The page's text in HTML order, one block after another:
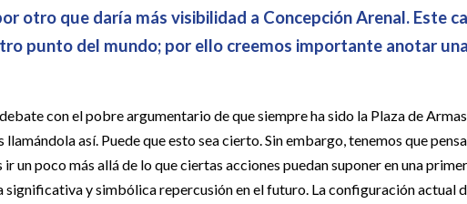
otro que daría más visibilidad a Concepción Arenal. Este
punto del mundo; por ello creemos importante anotar
con el pobre argumentario de que siempre ha sido la Plaza de
así. Puede que esto sea cierto. Sin embargo, tenemos que
un poco más allá de lo que ciertas acciones puedan suponer en una
significativa y simbólica repercusión en el futuro. La configuración actual